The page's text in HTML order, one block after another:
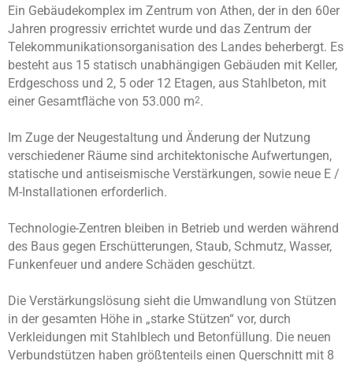
Ein Gebäudekomplex im Zentrum von Athen, der in den 60er
Jahren progressiv errichtet wurde und das Zentrum der
Telekommunikationsorganisation des Landes beherbergt. Es
besteht aus 15 statisch unabhängigen Gebäuden mit Keller,
Erdgeschoss und 2, 5 oder 12 Etagen, aus Stahlbeton, mit
einer Gesamtfläche von 53.000 m2.
Im Zuge der Neugestaltung und Änderung der Nutzung
verschiedener Räume sind architektonische Aufwertungen,
statische und antiseismische Verstärkungen, sowie neue E /
M-Installationen erforderlich.
Technologie-Zentren bleiben in Betrieb und werden während
des Baus gegen Erschütterungen, Staub, Schmutz, Wasser,
Funkenfeuer und andere Schäden geschützt.
Die Verstärkungslösung sieht die Umwandlung von Stützen
in der gesamten Höhe in „starke Stützen“ vor, durch
Verkleidungen mit Stahlblech und Betonfüllung. Die neuen
Verbundstützen haben größtenteils einen Querschnitt mit 8